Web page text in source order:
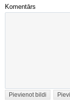
Komentārs
Pievienot bildi